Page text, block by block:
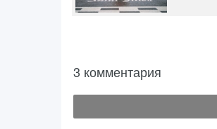
3 комментария